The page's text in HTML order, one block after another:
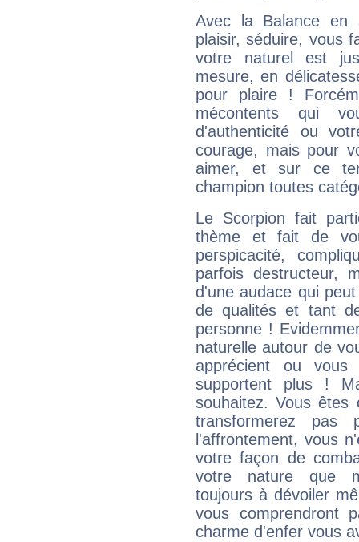
Avec la Balance en
plaisir, séduire, vous
votre naturel est
mesure, en
pour plaire !
mécontents qui
d'authenticité ou
courage, mais pour
aimer, et sur ce
champion toutes
Le Scorpion fait
thème et fait de
perspicacité,
parfois destructeur,
d'une audace qui
de qualités et tant
personne !
naturelle autour de
apprécient ou
supportent plus !
souhaitez. Vous
transformerez
l'affrontement, vous
votre façon de
votre nature que
toujours à dévoiler
vous comprendront
charme d'enfer vous